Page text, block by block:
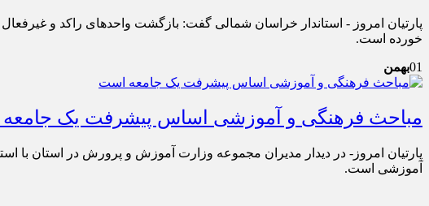
پارتیان امروز - استاندار خراسان شمالی گفت: بازگشت واحدهای راکد و
خورده است.
01بهمن
مباحث فرهنگی و آموزشی اساس پیشرفت یک
پارتیان امروز- در دیدار مدیران مجموعه وزارت آموزش و پرورش در استان با
آموزشی است.